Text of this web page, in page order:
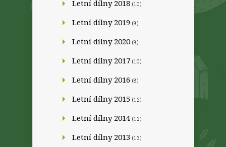
Letní dílny 2018 (10)
Letní dílny 2019 (9)
Letní dílny 2020 (9)
Letní dílny 2017 (10)
Letní dílny 2016 (8)
Letní dílny 2015 (12)
Letní dílny 2014 (12)
Letní dílny 2013 (13)